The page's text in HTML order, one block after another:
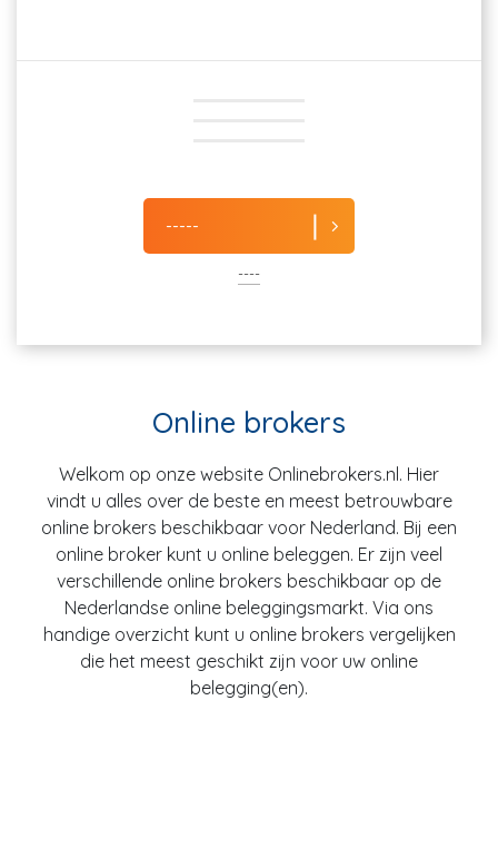
-----
----
Online brokers
Welkom op onze website Onlinebrokers.nl. Hier
vindt u alles over de beste en meest betrouwbare
online brokers beschikbaar voor Nederland. Bij een
online broker kunt u online beleggen. Er zijn veel
verschillende online brokers beschikbaar op de
Nederlandse online beleggingsmarkt. Via ons
handige overzicht kunt u online brokers vergelijken
die het meest geschikt zijn voor uw online
belegging(en).